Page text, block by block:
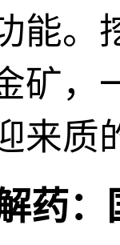
能。
矿，
来质
药